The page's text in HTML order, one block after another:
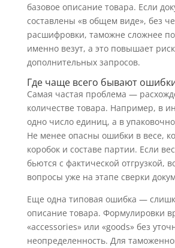
базовое описание товара. Если
составлены «в общем виде», без
расшифровки, таможне сложнее
именно везут, а это повышает риск
дополнительных запросов.
Где чаще всего бывают
Самая частая проблема —
количестве товара. Например, в
одно число единиц, а в
Не менее опасны ошибки в весе,
коробок и составе партии. Если
бьются с фактической отгрузкой,
вопросы уже на этапе сверки
Еще одна типовая ошибка —
описание товара. Формулировки
«accessories» или «goods» без
неопределенность. Для